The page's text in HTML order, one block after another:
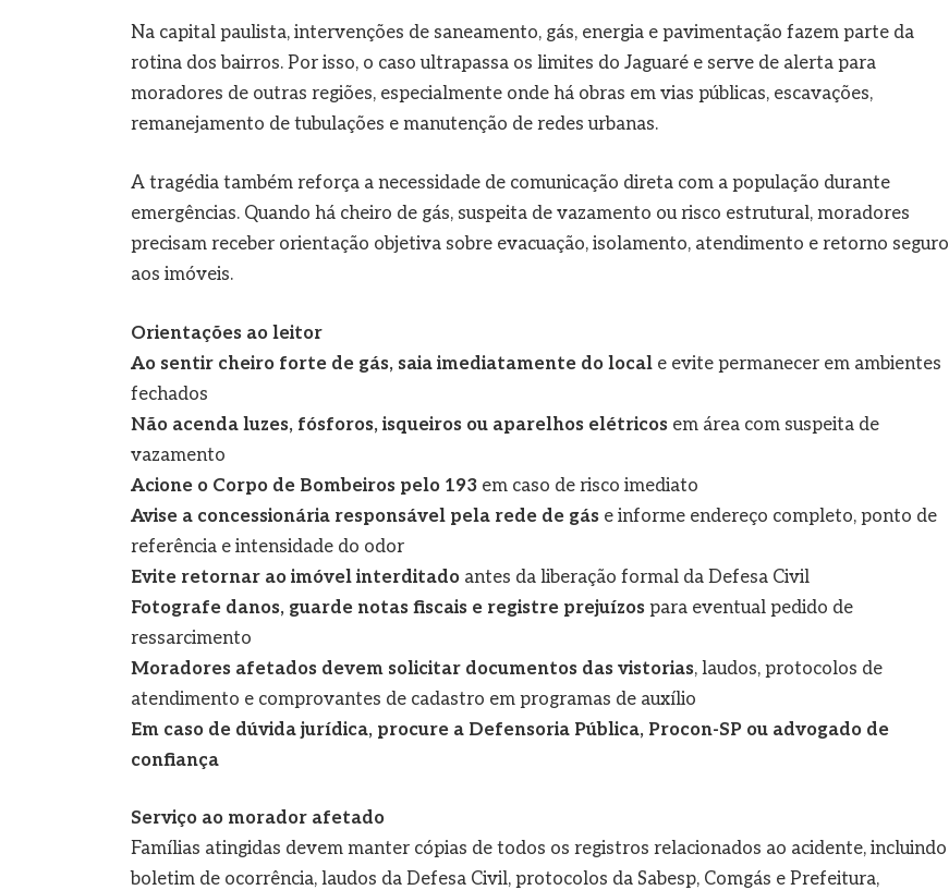
Na capital paulista, intervenções de saneamento, gás, energia e pavimentação fazem parte da
rotina dos bairros. Por isso, o caso ultrapassa os limites do Jaguaré e serve de alerta para
moradores de outras regiões, especialmente onde há obras em vias públicas, escavações,
remanejamento de tubulações e manutenção de redes urbanas.
A tragédia também reforça a necessidade de comunicação direta com a população durante
emergências. Quando há cheiro de gás, suspeita de vazamento ou risco estrutural, moradores
precisam receber orientação objetiva sobre evacuação, isolamento, atendimento e retorno seguro
aos imóveis.
Orientações ao leitor
Ao sentir cheiro forte de gás, saia imediatamente do locale evite permanecer em ambientes
fechados
Não acenda luzes, fósforos, isqueiros ou aparelhos elétricosem área com suspeita de
vazamento
Acione o Corpo de Bombeiros pelo 193em caso de risco imediato
Avise a concessionária responsável pela rede de gáse informe endereço completo, ponto de
referência e intensidade do odor
Evite retornar ao imóvel interditadoantes da liberação formal da Defesa Civil
Fotografe danos, guarde notas fiscais e registre prejuízospara eventual pedido de
ressarcimento
Moradores afetados devem solicitar documentos das vistorias, laudos, protocolos de
atendimento e comprovantes de cadastro em programas de auxílio
Em caso de dúvida jurídica, procure a Defensoria Pública, Procon-SP ou advogado de
confiança
Serviço ao morador afetado
Famílias atingidas devem manter cópias de todos os registros relacionados ao acidente, incluindo
boletim de ocorrência, laudos da Defesa Civil, protocolos da Sabesp, Comgás e Prefeitura,